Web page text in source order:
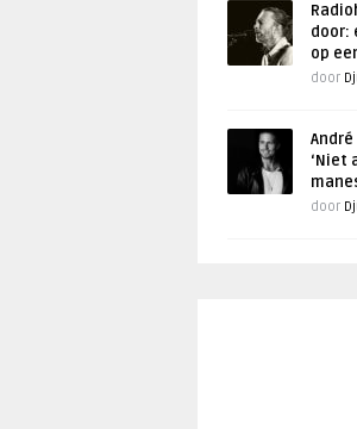
door:
op
door
‘Niet
door